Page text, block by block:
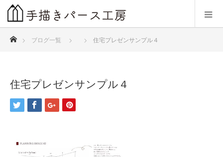
ブログ一覧 住宅プレゼンサンプル４
住宅プレゼンサンプル４